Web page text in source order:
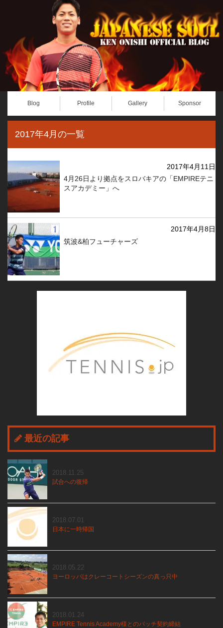
Blog Profile Gallery Sponsor
2017年4月の一覧
2017年4月11日
4月26日より拠点をスロバキアの「EMPIREテニ
スアカデミー」へ
2017年4月8日
筑波&柏フューチャーズ
最近の記事
試合への復帰
2018.11.25
日本に一時帰国
2018.07.01
ヨーロッパはクレーコートシーズンの真っ只中
2018.05.22
EMPIRE Tennis Academy様とのパッチ契約締結
2018.01.24